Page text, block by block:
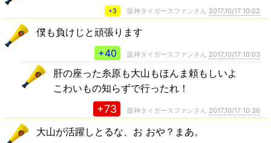
+3 阪神タイガースファンさん 2017,10/17 10:02
僕も負けじと頑張ります
+40
阪神タイガースファンさん 2017,10/17 10:03
肝の座った糸原も大山もほんま頼もしいよ
こわいもの知らずで行ったれ！
+73 阪神タイガースファンさん 2017,10/17 10:36
大山が活躍しとるな、お おや？まあ。